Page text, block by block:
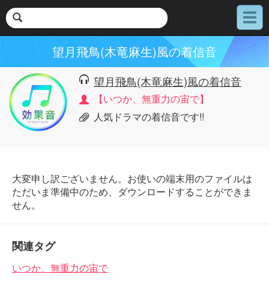
メ
ニ
望月飛鳥(木竜麻生)風の着信音
望月飛鳥(木竜麻生)風の着信音
【いつか、無重力の宙で】
人気ドラマの着信音です!!
大変申し訳ございません。お使いの端末用のファイルは
ただいま準備中のため、ダウンロードすることができま
せん。
関連タグ
いつか、無重力の宙で